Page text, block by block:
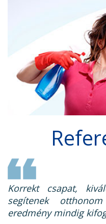
Korrekt csapat,
segítenek
eredmény mindig